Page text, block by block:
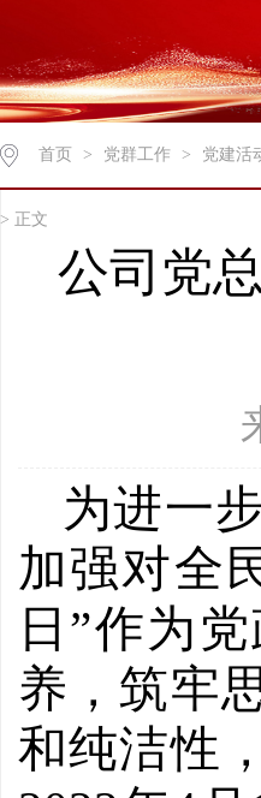
首页 > 党群工作 > 党建活
> 正文
公司党
为进一
加强对全
日”作为
养，筑牢
和纯洁性，